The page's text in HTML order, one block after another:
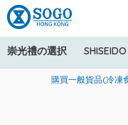
崇光禮の選択
美國運通Explorer®
購買一般貨品(冷凍
寄送中國內地服務只適